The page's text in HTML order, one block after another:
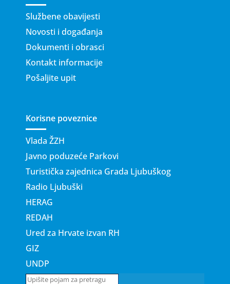
Službene obavijesti
Novosti i događanja
Dokumenti i obrasci
Kontakt informacije
Pošaljite upit
Korisne poveznice
Vlada ŽZH
Javno poduzeće Parkovi
Turistička zajednica Grada Ljubuškog
Radio Ljubuški
HERAG
REDAH
Ured za Hrvate izvan RH
GIZ
UNDP